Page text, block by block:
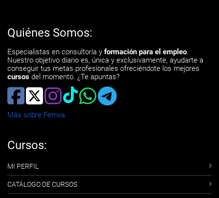
Quiénes Somos:
Especialistas en consultoría y formación para el empleo.
Nuestro objetivo diario es, única y exclusivamente, ayudarte a
conseguir tus metas profesionales ofreciéndote los mejores
cursos del momento. ¿Te apuntas?
Más sobre Femxa
Cursos:
MI PERFIL
CATÁLOGO DE CURSOS